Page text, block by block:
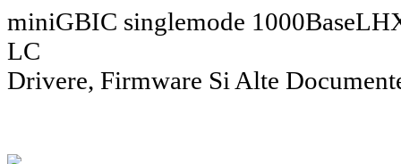
miniGBIC singlemode
LC
Drivere, Firmware Si Alte